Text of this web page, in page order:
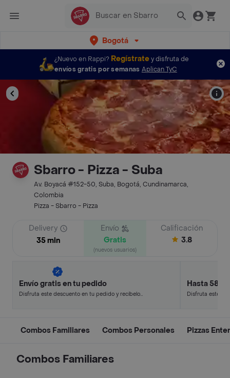
Bogotá
¿Nuevo en Rappi? Regístratey disfruta de
envíos gratis por semanas Aplican TyC
Sbarro - Pizza - Suba
Av. Boyacá #152-50, Suba, Bogotá, Cundinamarca,
Colombia
Pizza - Sbarro - Pizza
Delivery
35 min
Envío
Gratis
(nuevos usuarios)
Calificación
3.8
Envío gratis en tu pedido
Disfruta este descuento en tu pedido y recíbelo
Hasta 58%
Disfruta este
Combos Familiares Combos Personales Pizzas
Combos Familiares